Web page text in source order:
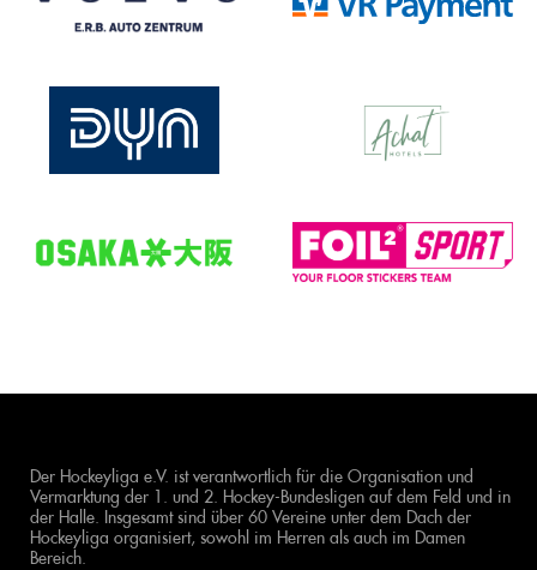
Der Hockeyliga e.V. ist verantwortlich für die Organisation und
Vermarktung der 1. und 2. Hockey-Bundesligen auf dem Feld und in
der Halle. Insgesamt sind über 60 Vereine unter dem Dach der
Hockeyliga organisiert, sowohl im Herren als auch im Damen
Bereich.